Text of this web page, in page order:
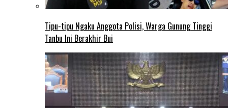
Tipu-tipu Ngaku Anggota Polisi, Warga Gunung Tinggi
Tanbu Ini Berakhir Bui